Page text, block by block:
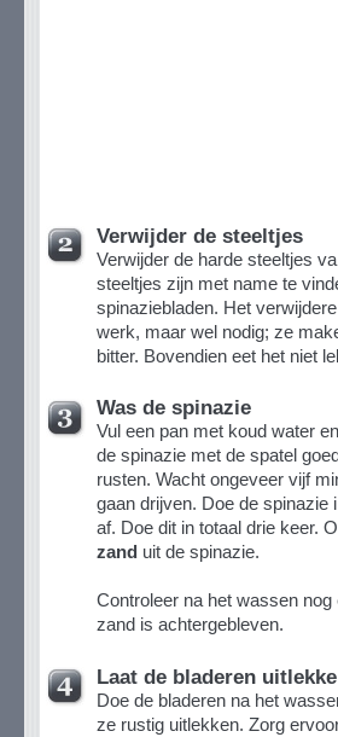
Verwijder de steeltjes
Verwijder de harde steeltjes
steeltjes zijn met name te
spinaziebladen. Het
werk, maar wel nodig; ze
bitter. Bovendien eet het niet
Was de spinazie
Vul een pan met koud water
de spinazie met de spatel
rusten. Wacht ongeveer vijf
gaan drijven. Doe de spinazie
af. Doe dit in totaal drie keer.
zand uit de spinazie.
Controleer na het wassen
zand is achtergebleven.
Laat de bladeren
Doe de bladeren na het
ze rustig uitlekken. Zorg